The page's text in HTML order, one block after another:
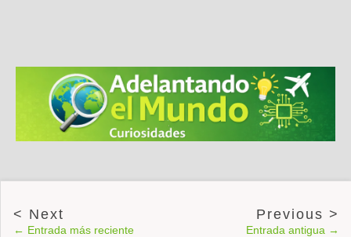
← Entrada más reciente Entrada antigua →